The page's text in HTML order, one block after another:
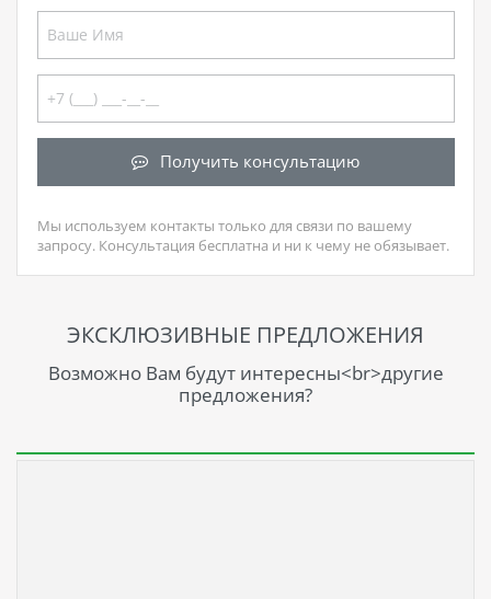
Получить консультацию
Мы используем контакты только для связи по вашему
запросу. Консультация бесплатна и ни к чему не обязывает.
ЭКСКЛЮЗИВНЫЕ ПРЕДЛОЖЕНИЯ
Возможно Вам будут интересны<br>другие
предложения?